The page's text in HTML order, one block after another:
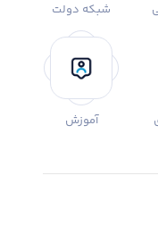
شبکه دولت
آموزش